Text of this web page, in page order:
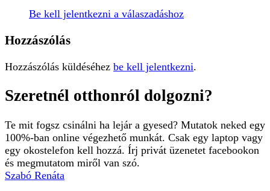
Be kell jelentkezni a válaszadáshoz
Hozzászólás
Hozzászólás küldéséhez be kell jelentkezni.
Szeretnél otthonról dolgozni?
Te mit fogsz csinálni ha lejár a gyesed? Mutatok neked egy
100%-ban online végezhető munkát. Csak egy laptop vagy
egy okostelefon kell hozzá. Írj privát üzenetet facebookon
és megmutatom miről van szó.
Szabó Renáta